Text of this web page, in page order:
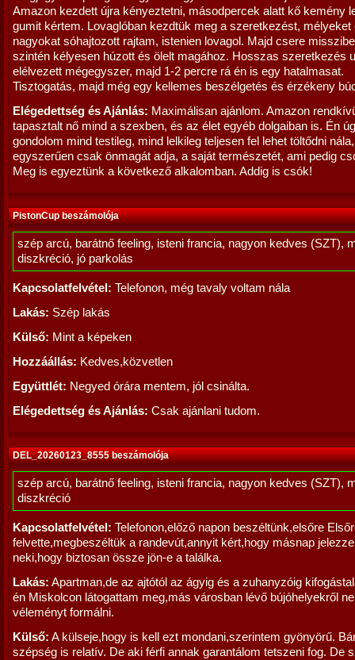
Amazon kezdett újra kényeztetni, másodpercek alatt kő kemény
gumit kértem. Lovaglóban kezdtük meg a szeretkezést, mélyeket
nagyokat sóhajtozott rajtam, istenien lovagol. Majd csere
szintén kélyesen húzott és ölelt magához. Hosszas szeretkezés
elélvezett mégegyszer, majd 1-2 percre rá én is egy hatalmasat.
Tisztogatás, majd még egy kellemes beszélgetés és érzékeny
Elégedettség és Ajánlás: Maximálisan ajánlom. Amazon
tapasztalt nő mind a szexben, és az élet egyéb dolgaiban is. Én
gondolom mind testileg, mind lelkileg teljesen fel lehet töltődni
egyszerűen csak önmagát adja, a saját természetét, ami pedig
Meg is egyeztünk a következő alkalomban. Addig is csók!
PistonCup beszámolója
szép arcú, barátnő feeling, isteni francia, nagyon kedves (SZT),
diszkréció, jó parkolás
Kapcsolatfelvétel: Telefonon, még tavaly voltam nála
Lakás: Szép lakás
Külső: Mint a képeken
Hozzáállás: Kedves,közvetlen
Együttlét: Negyed órára mentem, jól csinálta.
Elégedettség és Ajánlás: Csak ajánlani tudom.
DEL_20260123_8555 beszámolója
szép arcú, barátnő feeling, isteni francia, nagyon kedves (SZT),
diszkréció
Kapcsolatfelvétel: Telefonon,előző napon beszéltünk,elsőre
felvette,megbeszéltük a randevút,annyit kért,hogy másnap
neki,hogy biztosan össze jön-e a találka.
Lakás: Apartman,de az ajtótól az ágyig és a zuhanyzóig
én Miskolcon látogattam meg,más városban lévő bújóhelyekről
véleményt formálni.
Külső: A külseje,hogy is kell ezt mondani,szerintem gyönyörű.
szépség is relatív. De aki férfi annak garantálom tetszeni fog. De